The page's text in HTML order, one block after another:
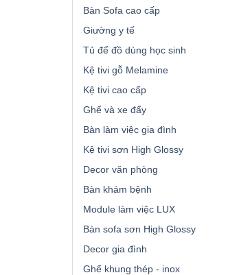
Bàn Sofa cao cấp
Giường y tế
Tủ để đồ dùng học sinh
Kệ tivi gỗ Melamine
Kệ tivi cao cấp
Ghế và xe đẩy
Bàn làm việc gia đình
Kệ tivi sơn High Glossy
Decor văn phòng
Bàn khám bệnh
Module làm việc LUX
Bàn sofa sơn High Glossy
Decor gia đình
Ghế khung thép - inox